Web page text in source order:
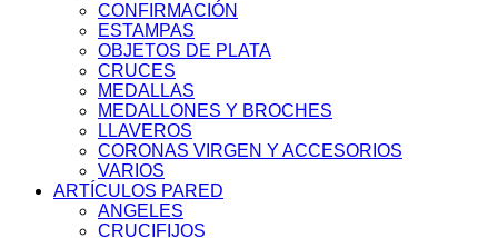
CONFIRMACIÓN
ESTAMPAS
OBJETOS DE PLATA
CRUCES
MEDALLAS
MEDALLONES Y BROCHES
LLAVEROS
CORONAS VIRGEN Y ACCESORIOS
VARIOS
ARTÍCULOS PARED
ANGELES
CRUCIFIJOS